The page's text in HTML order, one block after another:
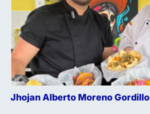
Jhojan Alberto Moreno Gordillo